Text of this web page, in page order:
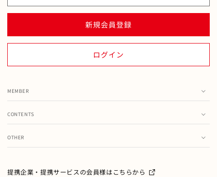
新規会員登録
ログイン
MEMBER
注文履歴
メールマガジン
CONTENTS
て
OTHER
ご利用ガイド
提携企業・提携サービスの会員様はこちらから